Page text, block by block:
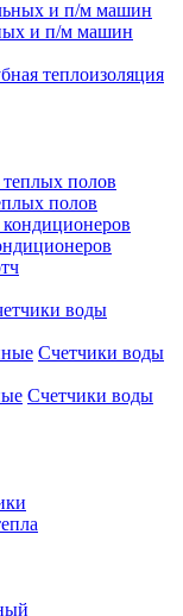
и п/м машин
теплоизоляция
полов
воды
Счетчики воды
Счетчики воды